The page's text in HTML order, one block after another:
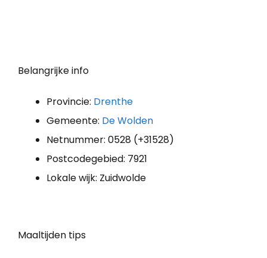
Belangrijke info
Provincie: Drenthe
Gemeente: De Wolden
Netnummer: 0528 (+31528)
Postcodegebied: 7921
Lokale wijk: Zuidwolde
Maaltijden tips